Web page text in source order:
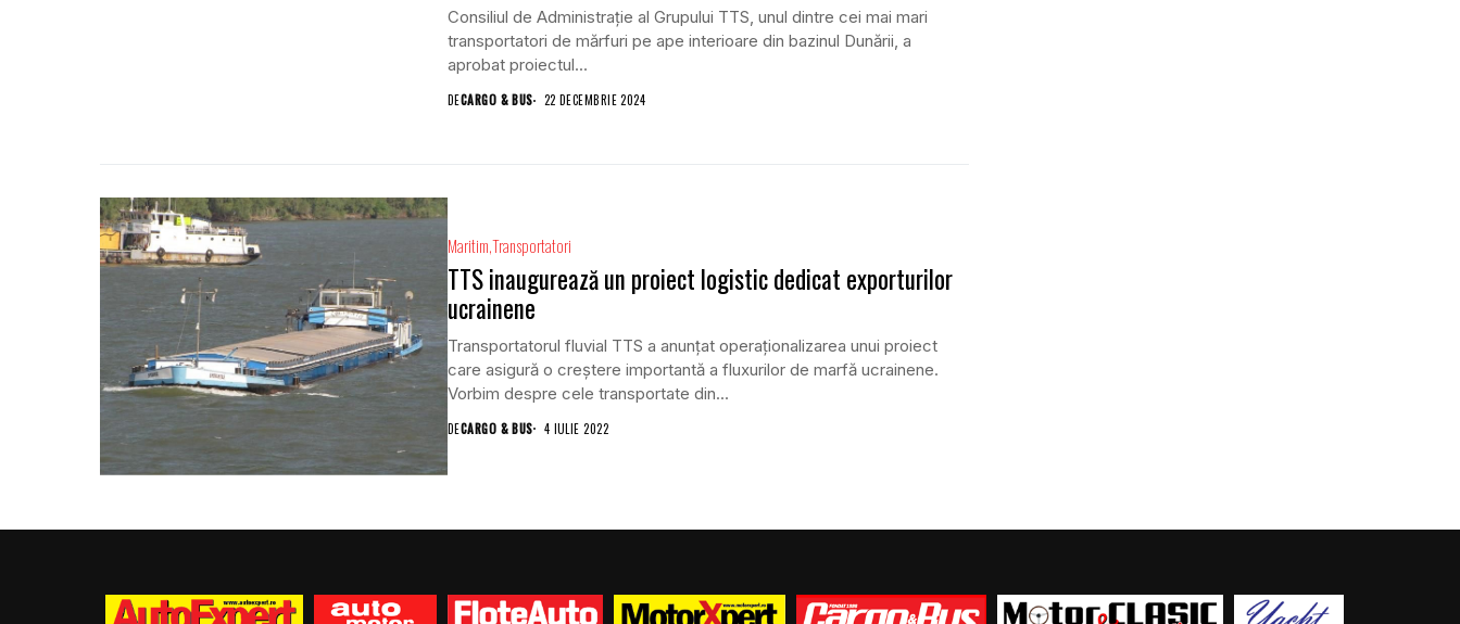
Consiliul de Administraţie al Grupului TTS, unul dintre cei mai mari
transportatori de mărfuri pe ape interioare din bazinul Dunării, a
aprobat proiectul...
DECARGO & BUS 22 DECEMBRIE 2024
MaritimTransportatori
TTS inaugurează un proiect logistic dedicat exporturilor
ucrainene
Transportatorul fluvial TTS a anunțat operaționalizarea unui proiect
care asigură o creștere importantă a fluxurilor de marfă ucrainene.
Vorbim despre cele transportate din...
DECARGO & BUS 4 IULIE 2022